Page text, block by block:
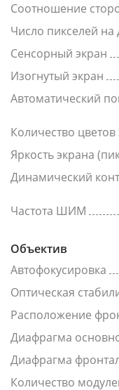
Соотношение
Число пикселей
Сенсорный экран
Изогнутый экран
Автоматический
Количество цветов
Яркость экрана
Динамический
Частота ШИМ
Объектив
Автофокусировка
Оптическая
Расположение
Диафрагма
Диафрагма
Количество